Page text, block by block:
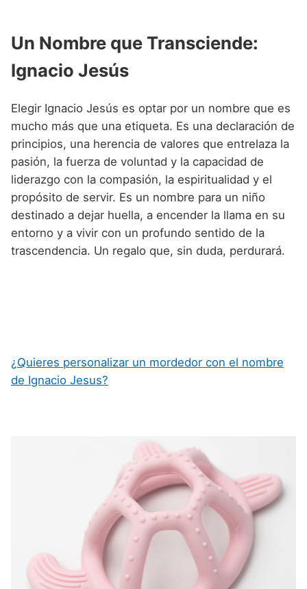
Un Nombre que Transciende:
Ignacio Jesús
Elegir Ignacio Jesús es optar por un nombre que es
mucho más que una etiqueta. Es una declaración de
principios, una herencia de valores que entrelaza la
pasión, la fuerza de voluntad y la capacidad de
liderazgo con la compasión, la espiritualidad y el
propósito de servir. Es un nombre para un niño
destinado a dejar huella, a encender la llama en su
entorno y a vivir con un profundo sentido de la
trascendencia. Un regalo que, sin duda, perdurará.
¿Quieres personalizar un mordedor con el nombre
de Ignacio Jesus?